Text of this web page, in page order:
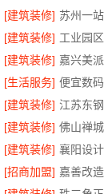
[建筑装修]
[建筑装修]
[建筑装修]
[生活服务]
[建筑装修]
[建筑装修]
[建筑装修]
[招商加盟]